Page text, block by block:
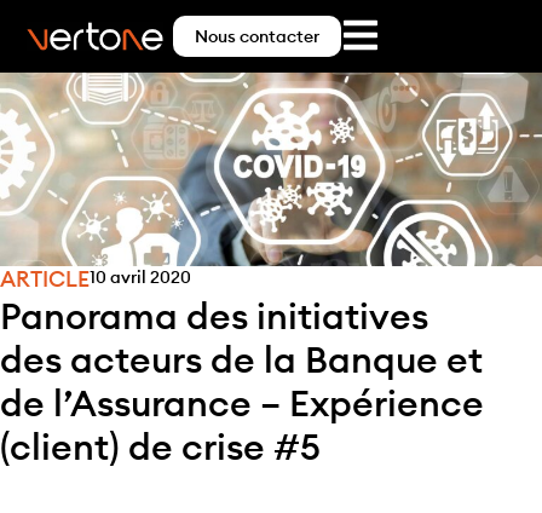
Nous contacter
ARTICLE10 avril 2020
Panorama des initiatives
des acteurs de la Banque et
de l’Assurance – Expérience
(client) de crise #5